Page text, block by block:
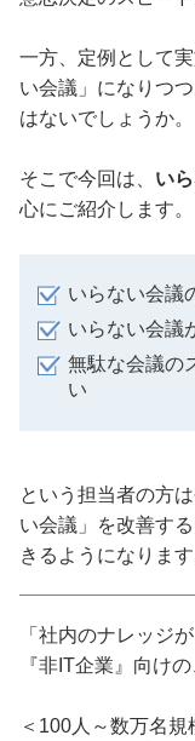
一方、定例として
い会議」になりつ
はないでしょうか。
そこで今回は、 い
心にご紹介します。
いらない会議
いらない会議
無駄な会議の
い
という担当者の方
い会議」を改善す
きるようになります
「社内のナレッジ
『非IT企業』向け
＜100人～数万名